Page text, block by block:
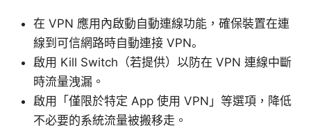
在 VPN 應用內啟動自動連線功能，確保裝置在連
線到可信網路時自動連接 VPN。
啟用 Kill Switch（若提供）以防在 VPN 連線中斷
時流量洩漏。
啟用「僅限於特定 App 使用 VPN」等選項，降低
不必要的系統流量被搬移走。